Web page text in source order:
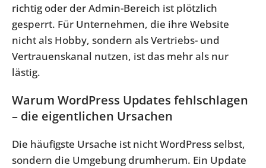
richtig oder der Admin-Bereich ist plötzlich
gesperrt. Für Unternehmen, die ihre Website
nicht als Hobby, sondern als Vertriebs- und
Vertrauenskanal nutzen, ist das mehr als nur
lästig.
Warum WordPress Updates fehlschlagen
– die eigentlichen Ursachen
Die häufigste Ursache ist nicht WordPress selbst,
sondern die Umgebung drumherum. Ein Update